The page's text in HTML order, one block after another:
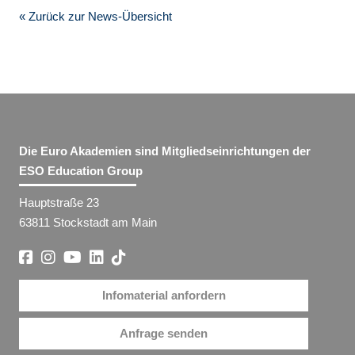
« Zurück zur News-Übersicht
Die Euro Akademien sind Mitgliedseinrichtungen der
ESO Education Group
Hauptstraße 23
63811 Stockstadt am Main
Infomaterial anfordern
Anfrage senden